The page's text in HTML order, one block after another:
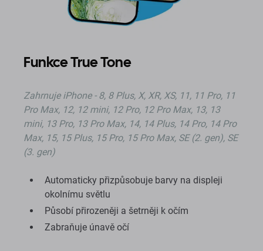
Funkce True Tone
Zahrnuje iPhone - 8, 8 Plus, X, XR, XS, 11, 11 Pro, 11
Pro Max, 12, 12 mini, 12 Pro, 12 Pro Max, 13, 13
mini, 13 Pro, 13 Pro Max, 14, 14 Plus, 14 Pro, 14 Pro
Max, 15, 15 Plus, 15 Pro, 15 Pro Max, SE (2. gen), SE
(3. gen)
Automaticky přizpůsobuje barvy na displeji
okolnímu světlu
Působí přirozeněji a šetrněji k očím
Zabraňuje únavě očí